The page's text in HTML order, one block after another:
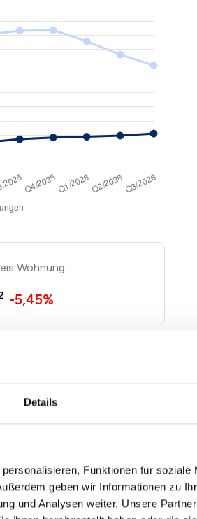
Details
Funktionen für soziale
geben wir Informationen zu
und Analysen weiter. Unsere
Wohnung
-5,45%
auf Angebotspreisen der von
in Regis-Breitingen
oben und unten abweichen.
für Regis-